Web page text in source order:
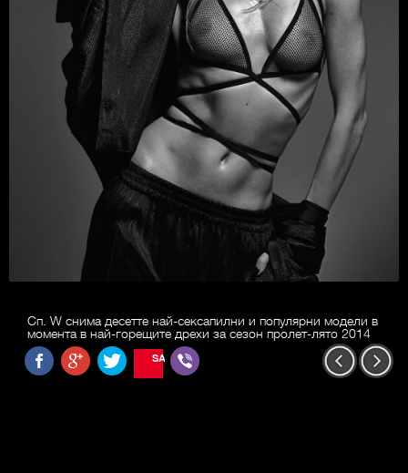
Сп. W снима десетте най-сексапилни и популярни модели в
момента в най-горещите дрехи за сезон пролет-лято 2014
SAVE